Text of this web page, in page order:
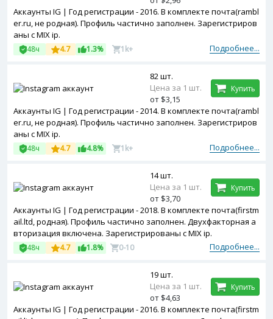
Аккаунты IG | Год регистрации - 2016. В комплекте почта(rambl
er.ru, не родная). Профиль частично заполнен. Зарегистриров
аны с MIX ip.
Подробнее...
48ч 4.7 1.3% 1k+
Аккаунты IG | Год регистрации - 2014. В комплекте почта(rambl
er.ru, не родная). Профиль частично заполнен. Зарегистриров
аны с MIX ip.
Подробнее...
48ч 4.7 4.8% 1k+
82 шт.
Цена за 1 шт.
от $3,15
Купить
Аккаунты IG | Год регистрации - 2018. В комплекте почта(firstm
ail.ltd, родная). Профиль частично заполнен. Двухфакторная а
вторизация включена. Зарегистрированы с MIX ip.
Подробнее...
48ч 4.7 1.8% 0-10
14 шт.
Цена за 1 шт.
от $3,70
Купить
Аккаунты IG | Год регистрации - 2016. В комплекте почта(firstm
19 шт.
Цена за 1 шт.
от $4,63
Купить